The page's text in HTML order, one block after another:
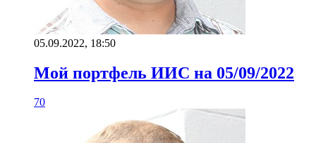
05.09.2022, 18:50
Мой портфель ИИС на 05/09/2022
70